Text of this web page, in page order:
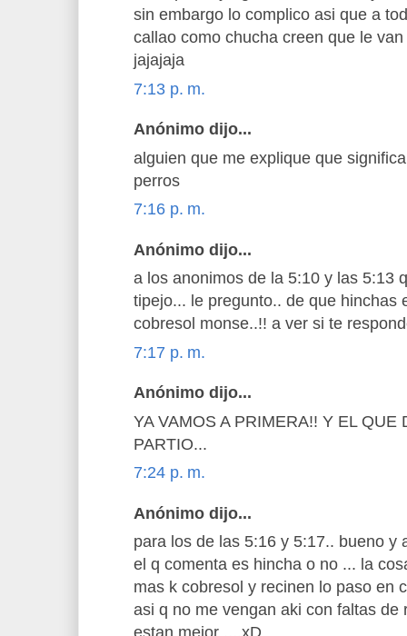
sin embargo lo complico asi que a
callao como chucha creen que le
jajajaja
7:13 p. m.
Anónimo dijo...
alguien que me explique que
perros
7:16 p. m.
Anónimo dijo...
a los anonimos de la 5:10 y las 5:13
tipejo... le pregunto.. de que hinchas
cobresol monse..!! a ver si te
7:17 p. m.
Anónimo dijo...
YA VAMOS A PRIMERA!! Y EL QUE
PARTIO...
7:24 p. m.
Anónimo dijo...
para los de las 5:16 y 5:17.. bueno y
el q comenta es hincha o no ... la
mas k cobresol y recinen lo paso en
asi q no me vengan aki con faltas de